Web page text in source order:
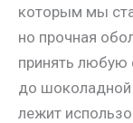
которым мы
но прочная
принять любую
до шоколадной
лежит